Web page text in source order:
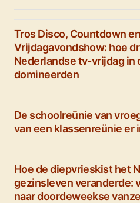
Tros Disco, Countdown
Vrijdagavondshow: hoe
Nederlandse tv-vrijdag in
domineerden
De schoolreünie van
van een klassenreünie er
Hoe de diepvrieskist het
gezinsleven veranderde:
naar doordeweekse